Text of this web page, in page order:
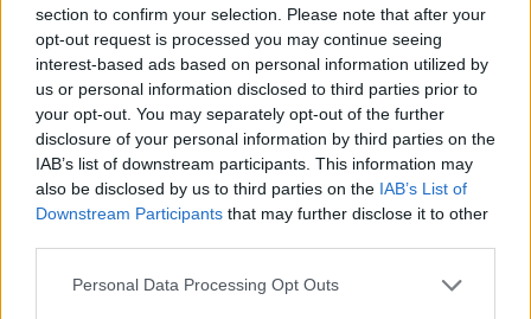
section to confirm your selection. Please note that after your
opt-out request is processed you may continue seeing
interest-based ads based on personal information utilized by
us or personal information disclosed to third parties prior to
your opt-out. You may separately opt-out of the further
disclosure of your personal information by third parties on the
IAB’s list of downstream participants. This information may
also be disclosed by us to third parties on the IAB’s List of
Downstream Participants that may further disclose it to other
Personal Data Processing Opt Outs
ΕΠΙΣΤΉΜΗ 19:00, 07/08/2026